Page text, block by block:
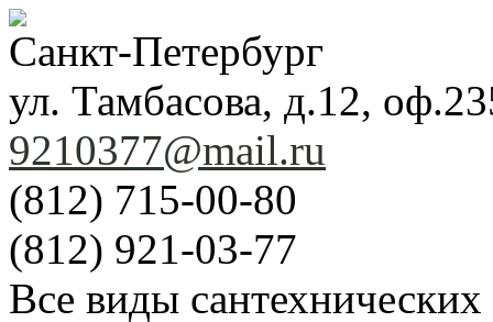
Санкт-Петербург
ул. Тамбасова, д.12,
9210377@mail.ru
(812) 715-00-80
(812) 921-03-77
Все виды